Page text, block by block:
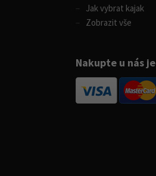
Jak vybrat kajak
Zobrazit vše
Nakupte u nás